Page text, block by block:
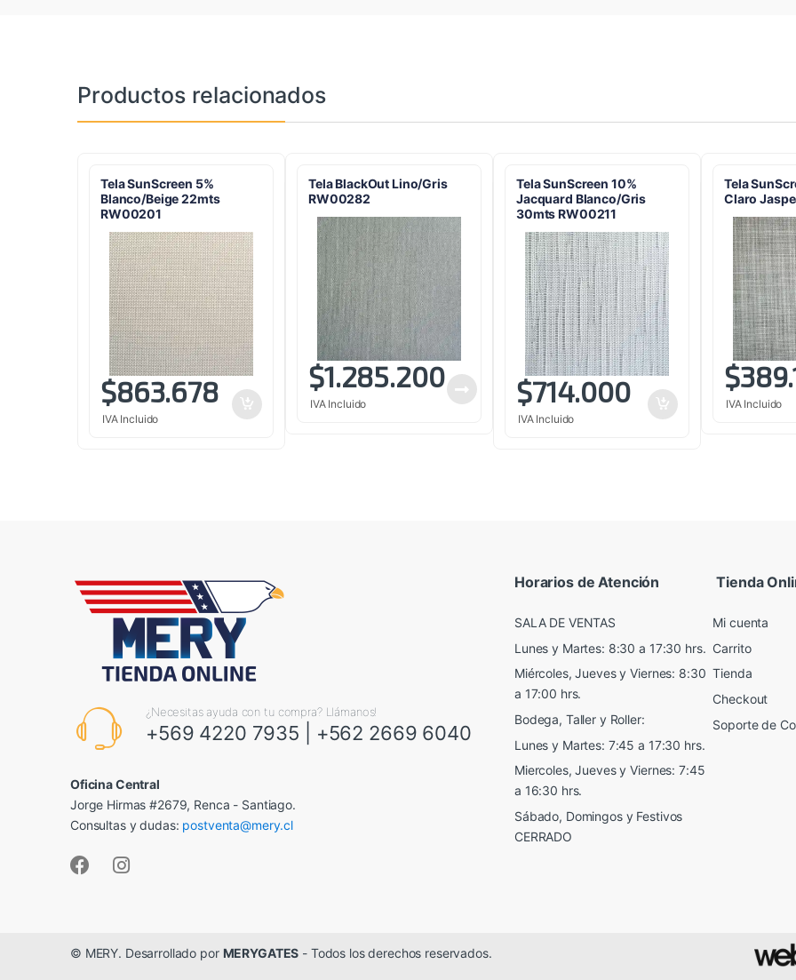
Productos relacionados
Tela SunScreen 5%
Blanco/Beige 22mts
RW00201
$863.678
IVA Incluido
Tela BlackOut Lino/Gris
RW00282
$1.285.200
IVA Incluido
Tela SunScreen 10%
Jacquard Blanco/Gris
30mts RW00211
$714.000
IVA Incluido
Tela
Claro
$
IVA Incluido
¿Necesitas ayuda con tu compra? Llámanos!
+569 4220 7935 +562 2669 6040
Oficina Central
Jorge Hirmas #2679, Renca - Santiago.
Consultas y dudas: postventa@mery.cl
Horarios de Atención
SALA DE VENTAS
Lunes y Martes: 8:30 a 17:30 hrs.
Miércoles, Jueves y Viernes: 8:30
a 17:00 hrs.
Bodega, Taller y Roller:
Lunes y Martes: 7:45 a 17:30 hrs.
Miercoles, Jueves y Viernes: 7:45
a 16:30 hrs.
Sábado, Domingos y Festivos
CERRADO
Tienda
Mi cuenta
Carrito
Tienda
Checkout
Soporte de
© MERY. Desarrollado por MERYGATES - Todos los derechos reservados.